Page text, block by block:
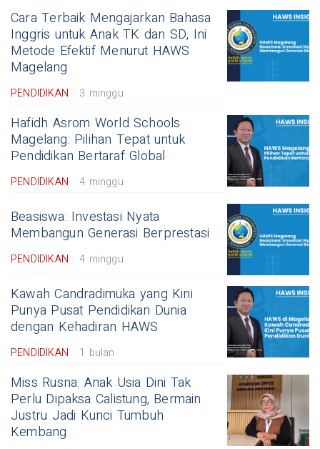
Cara Terbaik Mengajarkan Bahasa
Inggris untuk Anak TK dan SD, Ini
Metode Efektif Menurut HAWS
Magelang
PENDIDIKAN 3 minggu
Hafidh Asrom World Schools
Magelang: Pilihan Tepat untuk
Pendidikan Bertaraf Global
PENDIDIKAN 4 minggu
Beasiswa: Investasi Nyata
Membangun Generasi Berprestasi
PENDIDIKAN 4 minggu
Kawah Candradimuka yang Kini
Punya Pusat Pendidikan Dunia
dengan Kehadiran HAWS
PENDIDIKAN 1 bulan
Miss Rusna: Anak Usia Dini Tak
Perlu Dipaksa Calistung, Bermain
Justru Jadi Kunci Tumbuh
Kembang